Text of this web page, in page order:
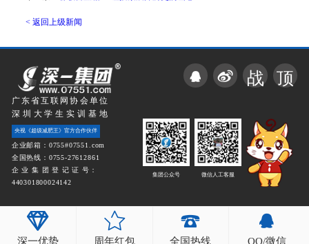
< 返回上级新闻
广东省互联网协会单位
深圳大学生实训基地
央视《超级减肥王》官方合作伙伴
企业邮箱：0755#07551.com
全国热线：0755-27612861
企 业 集 团 登 记 证 号：
440301800024142
战 顶
集团公众号 微信人工客服
深一优势 周年红包 全国热线 QQ/微信